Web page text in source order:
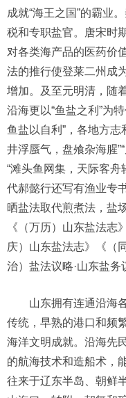
成就“海王之国”的霸业
税和专职盐官。唐宋时
对各类海产品的医药价
法的推行使登莱二州成
增加。及至元明清，随
沿海更以“鱼盐之利”为
鱼盐以自利”，各地方
井浮蜃气，盘飧杂海腥
“滩头鱼网集，天际客舟
代郝懿行还写有渔业专
晒盐法取代煎煮法，盐
《（万历）山东盐法志
庆）山东盐法志》《（
治）盐法议略·山东盐务
山东拥有连通沿海
传统，早熟的港口和频
海洋文明成就。沿海先
的航海技术和造船术，
往来于辽东半岛、朝鲜